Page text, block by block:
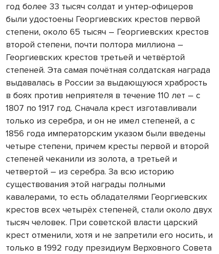
год более 33 тысяч солдат и унтер-офицеров
были удостоены Георгиевских крестов первой
степени, около 65 тысяч – Георгиевских крестов
второй степени, почти полтора миллиона –
Георгиевских крестов третьей и четвёртой
степеней. Эта самая почётная солдатская награда
выдавалась в России за выдающуюся храбрость
в боях против неприятеля в течение 110 лет – с
1807 по 1917 год. Сначала крест изготавливали
только из серебра, и он не имел степеней, а с
1856 года императорским указом были введены
четыре степени, причем кресты первой и второй
степеней чеканили из золота, а третьей и
четвертой – из серебра. За всю историю
существования этой награды полными
кавалерами, то есть обладателями Георгиевских
крестов всех четырёх степеней, стали около двух
тысяч человек. При советской власти царский
крест отменили, хотя и не запретили его носить, и
только в 1992 году президиум Верховного Совета